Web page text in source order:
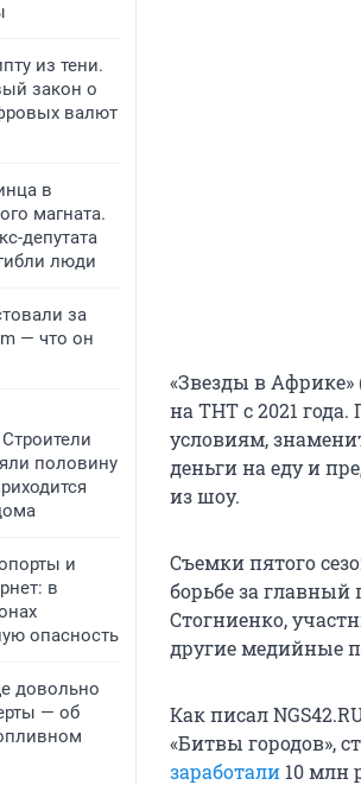
из тени.
закон о
валют
в
магната.
депутата
люди
за
— что он
половину
и
в
опасность
довольно
— об
«Звезды в
на ТНТ с 2021
условиям,
деньги на еду и
из шоу.
Съемки пятого
борьбе за
Стогниенко,
другие медийные
Как писал
«Битвы городов»,
заработали 10 млн